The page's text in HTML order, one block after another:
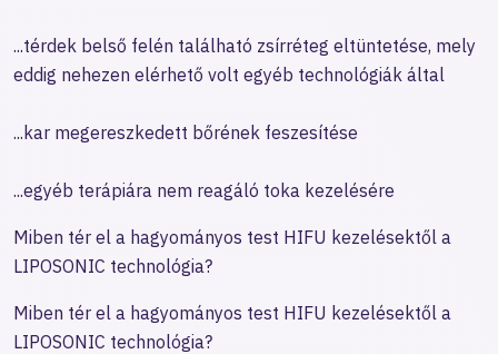
...térdek belső felén található zsírréteg eltüntetése, mely
eddig nehezen elérhető volt egyéb technológiák által
...kar megereszkedett bőrének feszesítése
...egyéb terápiára nem reagáló toka kezelésére
Miben tér el a hagyományos test HIFU kezelésektől a
LIPOSONIC technológia?
Miben tér el a hagyományos test HIFU kezelésektől a
LIPOSONIC technológia?